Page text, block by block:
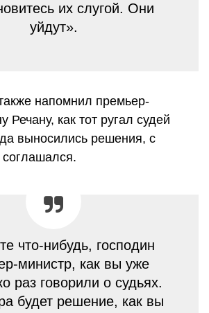
их слугой. Они
уйдут».
напомнил премьер-
Речану, как тот ругал судей
выносились решения, с
что-нибудь, господин
министр, как вы уже
раз говорили о судьях.
будет решение, как вы